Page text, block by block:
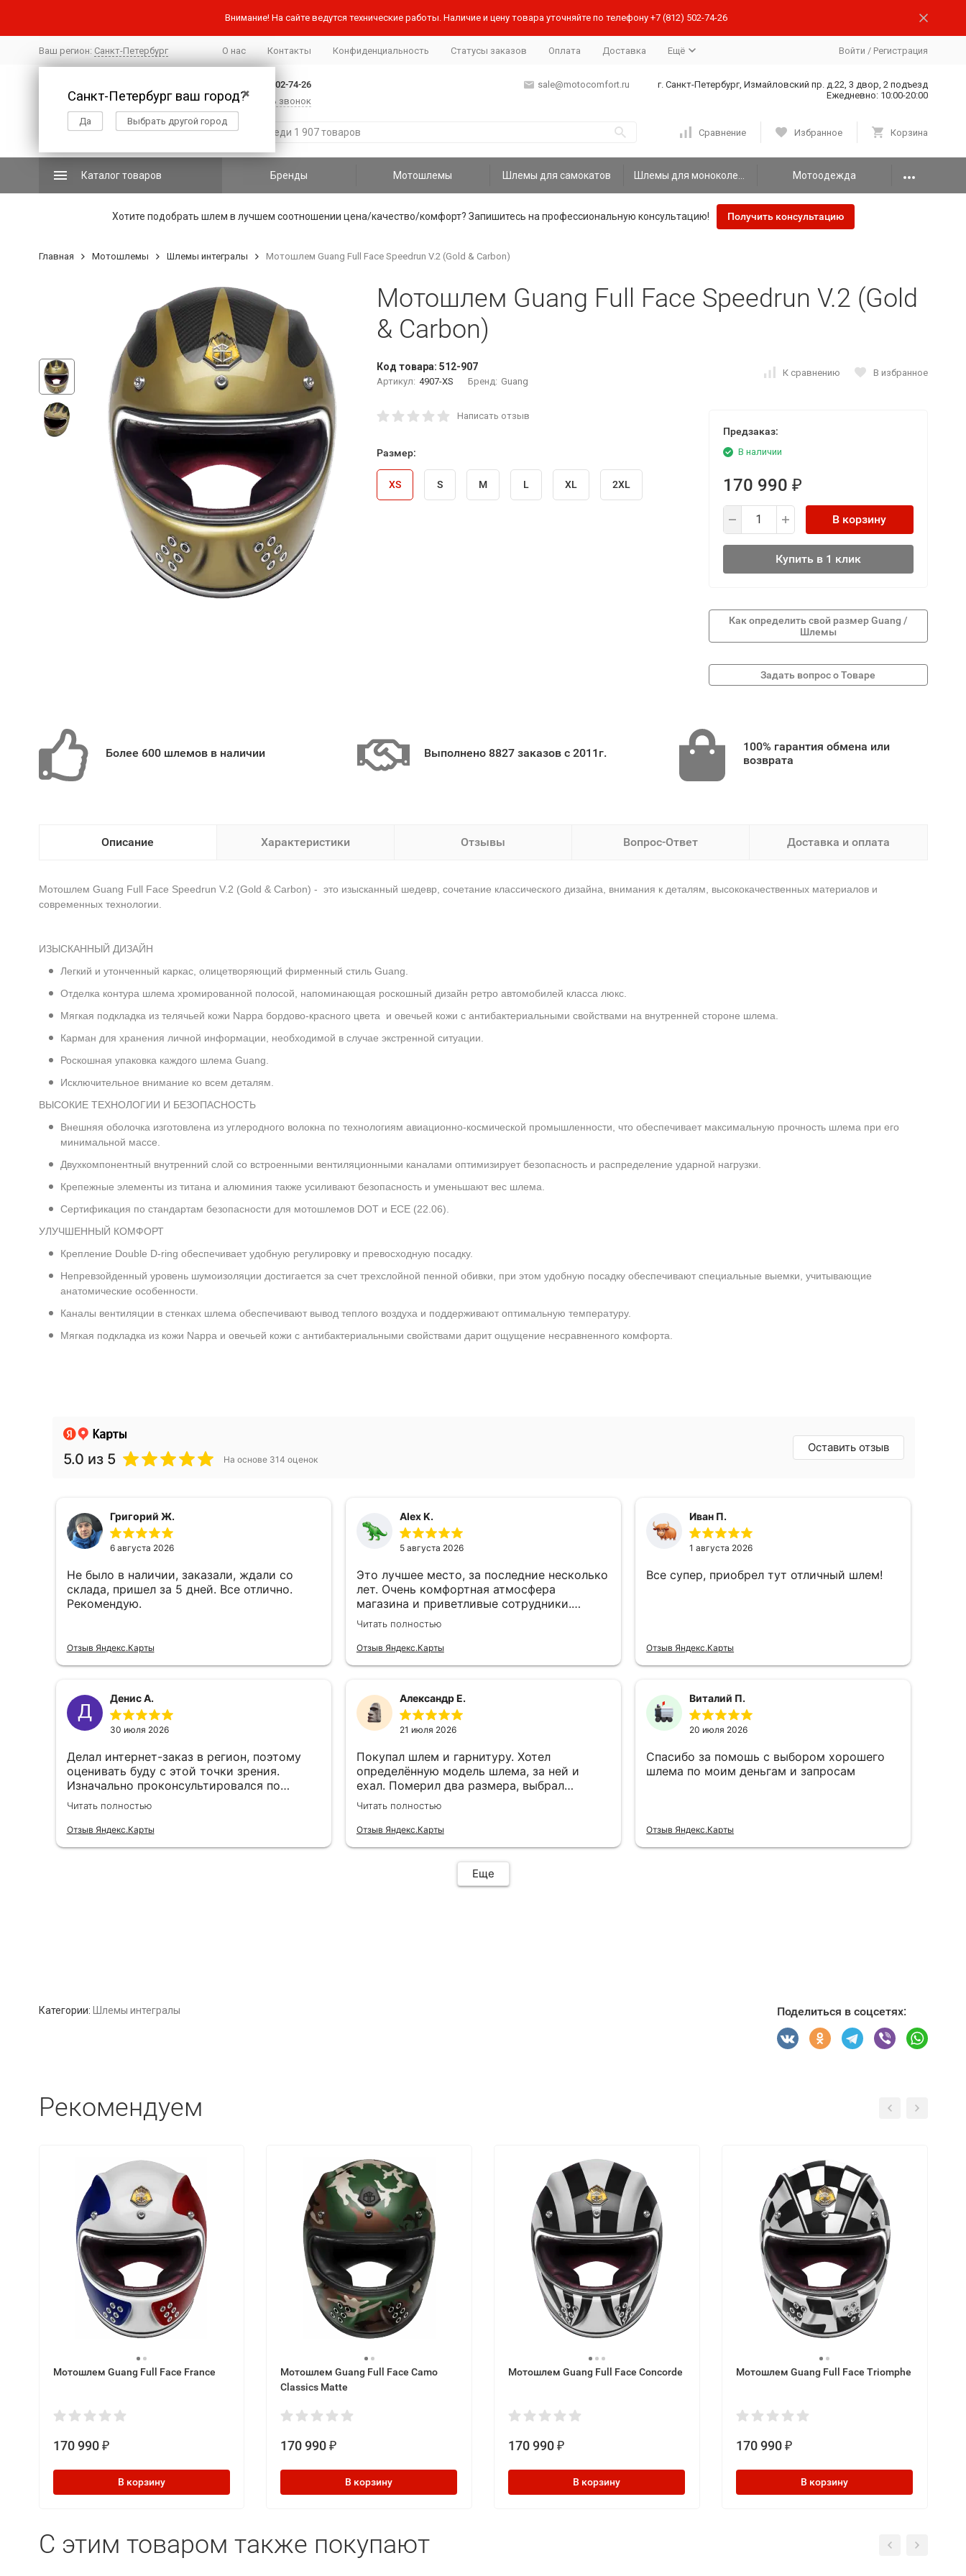
Внимание! На сайте ведутся технические работы. Наличие и цену товара уточняйте по телефону +7 (812) 502-74-26
Ваш регион: Санкт-Петербург
✖
Санкт-Петербург ваш город?
Да Выбрать другой город
О нас Контакты Конфиденциальность Статусы заказов Оплата Доставка Ещё Войти / Регистрация
+7 (812) 502-74-26
Заказать звонок
sale@motocomfort.ru
г. Санкт-Петербург, Измайловский пр. д.22, 3 двор, 2 подъезд
Ежедневно: 10:00-20:00
Сравнение Избранное Корзина
Каталог товаров Бренды Мотошлемы Шлемы для самокатов Мотоодежда
Хотите подобрать шлем в лучшем соотношении цена/качество/комфорт? Запишитесь на профессиональную консультацию! Получить консультацию
Главная Мотошлемы Шлемы интегралы Мотошлем Guang Full Face Speedrun V.2 (Gold & Carbon)
Мотошлем Guang Full Face Speedrun V.2 (Gold
& Carbon)
Код товара: 512-907
Артикул: 4907-XS Бренд: Guang
К сравнению В избранное
Написать отзыв
Размер:
XS S M L XL 2XL
Предзаказ:
В наличии
170 990 ₽
В корзину
Купить в 1 клик
Как определить свой размер Guang /
Шлемы
Более 600 шлемов в наличии Выполнено 8827 заказов с 2011г.
100% гарантия обмена или
возврата
Описание Характеристики Отзывы Вопрос-Ответ Доставка и оплата
Мотошлем Guang Full Face Speedrun V.2 (Gold & Carbon) - это изысканный шедевр, сочетание классического дизайна, внимания к деталям, высококачественных материалов и
современных технологии.
ИЗЫСКАННЫЙ ДИЗАЙН
Легкий и утонченный каркас, олицетворяющий фирменный стиль Guang.
Отделка контура шлема хромированной полосой, напоминающая роскошный дизайн ретро автомобилей класса люкс.
Мягкая подкладка из телячьей кожи Nappa бордово-красного цвета и овечьей кожи с антибактериальными свойствами на внутренней стороне шлема.
Карман для хранения личной информации, необходимой в случае экстренной ситуации.
Роскошная упаковка каждого шлема Guang.
Исключительное внимание ко всем деталям.
ВЫСОКИЕ ТЕХНОЛОГИИ И БЕЗОПАСНОСТЬ
Внешняя оболочка изготовлена из углеродного волокна по технологиям авиационно-космической промышленности, что обеспечивает максимальную прочность шлема при его
минимальной массе.
Двухкомпонентный внутренний слой со встроенными вентиляционными каналами оптимизирует безопасность и распределение ударной нагрузки.
Крепежные элементы из титана и алюминия также усиливают безопасность и уменьшают вес шлема.
Сертификация по стандартам безопасности для мотошлемов DOT и ECE (22.06).
УЛУЧШЕННЫЙ КОМФОРТ
Крепление Double D-ring обеспечивает удобную регулировку и превосходную посадку.
Непревзойденный уровень шумоизоляции достигается за счет трехслойной пенной обивки, при этом удобную посадку обеспечивают специальные выемки, учитывающие
анатомические особенности.
Каналы вентиляции в стенках шлема обеспечивают вывод теплого воздуха и поддерживают оптимальную температуру.
Мягкая подкладка из кожи Nappa и овечьей кожи с антибактериальными свойствами дарит ощущение несравненного комфорта.
Категории: Шлемы интегралы Поделиться в соцсетях:
Рекомендуем
Мотошлем Guang Full Face France
170 990 ₽
В корзину
Мотошлем Guang Full Face Camo
Classics Matte
170 990 ₽
В корзину
Мотошлем Guang Full Face Concorde
170 990 ₽
В корзину
Мотошлем Guang Full Face Triomphe
170 990 ₽
В корзину
C этим товаром также покупают